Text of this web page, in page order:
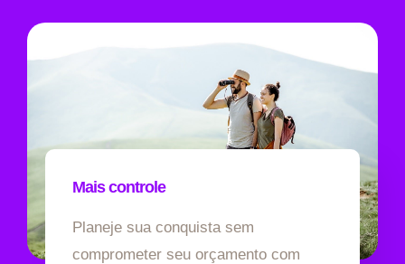
Mais controle
Planeje sua conquista sem
comprometer seu orçamento com